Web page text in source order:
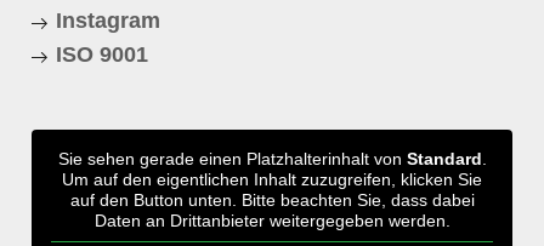
Instagram
ISO 9001
Sie sehen gerade einen Platzhalterinhalt von Standard
Um auf den eigentlichen Inhalt zuzugreifen, klicken Sie
auf den Button unten. Bitte beachten Sie, dass dabei
Daten an Drittanbieter weitergegeben werden.